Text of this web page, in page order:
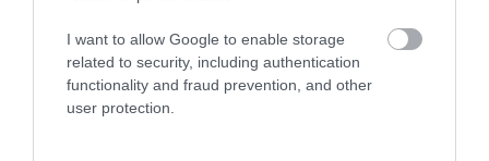
I want to allow Google to enable storage
related to security, including authentication
functionality and fraud prevention, and other
user protection.
2026-07-30 2026-07-28